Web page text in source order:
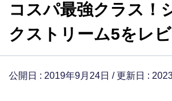
コスパ最強クラス！
クストリーム5をレビ
公開日 : 2019年9月24日 / 更新日 :